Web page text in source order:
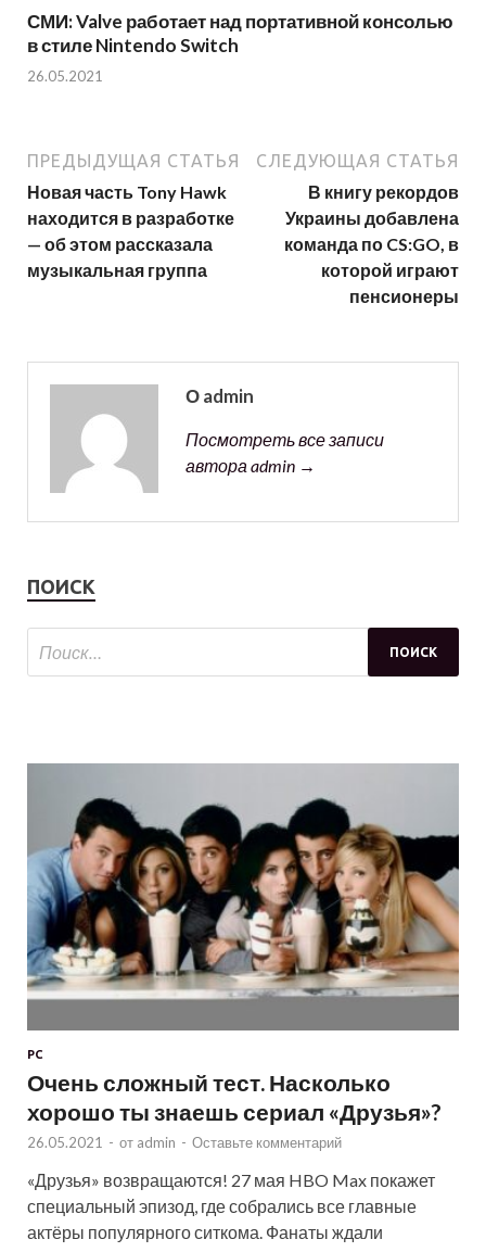
СМИ: Valve работает над портативной консолью
в стиле Nintendo Switch
26.05.2021
ПРЕДЫДУЩАЯ СТАТЬЯ
Новая часть Tony Hawk
находится в разработке
— об этом рассказала
музыкальная группа
СЛЕДУЮЩАЯ СТАТЬЯ
В книгу рекордов
Украины добавлена
команда по CS:GO, в
которой играют
пенсионеры
О admin
Посмотреть все записи
автора admin →
ПОИСК
PC
Очень сложный тест. Насколько
хорошо ты знаешь сериал «Друзья»?
26.05.2021 - от admin - Оставьте комментарий
«Друзья» возвращаются! 27 мая HBO Max покажет
специальный эпизод, где собрались все главные
актёры популярного ситкома. Фанаты ждали